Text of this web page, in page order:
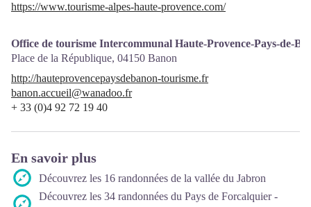
https://www.tourisme-alpes-haute-provence.com/
Office de tourisme Intercommunal Haute-Provence-Pays-de-
Place de la République, 04150 Banon
http://hauteprovencepaysdebanon-tourisme.fr
banon.accueil@wanadoo.fr
+ 33 (0)4 92 72 19 40
En savoir plus
Découvrez les 16 randonnées de la vallée du Jabron
Découvrez les 34 randonnées du Pays de Forcalquier -